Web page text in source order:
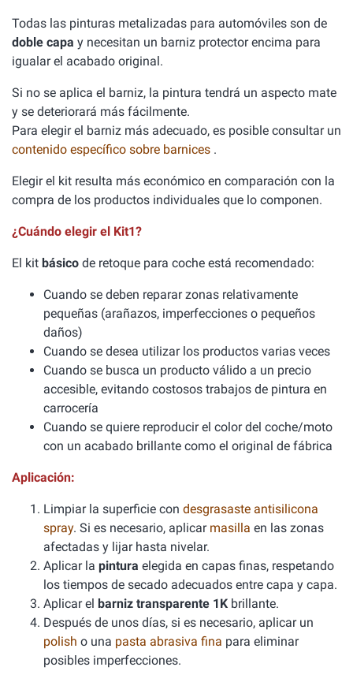
Todas las pinturas metalizadas para automóviles son de
doble capa y necesitan un barniz protector encima para
igualar el acabado original.
Si no se aplica el barniz, la pintura tendrá un aspecto mate
y se deteriorará más fácilmente.
Para elegir el barniz más adecuado, es posible consultar un
contenido específico sobre barnices .
Elegir el kit resulta más económico en comparación con la
compra de los productos individuales que lo componen.
¿Cuándo elegir el Kit1?
El kit básico de retoque para coche está recomendado:
Cuando se deben reparar zonas relativamente
pequeñas (arañazos, imperfecciones o pequeños
daños)
Cuando se desea utilizar los productos varias veces
Cuando se busca un producto válido a un precio
accesible, evitando costosos trabajos de pintura en
carrocería
Cuando se quiere reproducir el color del coche/moto
con un acabado brillante como el original de fábrica
Aplicación:
Limpiar la superficie con desgrasaste antisilicona
spray. Si es necesario, aplicar masilla en las zonas
afectadas y lijar hasta nivelar.
Aplicar la pintura elegida en capas finas, respetando
los tiempos de secado adecuados entre capa y capa.
Aplicar el barniz transparente 1K brillante.
Después de unos días, si es necesario, aplicar un
polish o una pasta abrasiva fina para eliminar
posibles imperfecciones.